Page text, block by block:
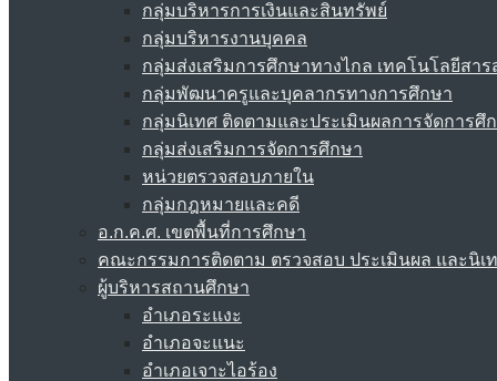
กลุ่มบริหารการเงินและสินทรัพย์
กลุ่มบริหารงานบุคคล
กลุ่มส่งเสริมการศึกษาทางไกล เทคโนโลยีสา
กลุ่มพัฒนาครูและบุคลากรทางการศึกษา
กลุ่มนิเทศ ติดตามและประเมินผลการจัดการศึ
กลุ่มส่งเสริมการจัดการศึกษา
หน่วยตรวจสอบภายใน
กลุ่มกฎหมายและคดี
อ.ก.ค.ศ. เขตพื้นที่การศึกษา
คณะกรรมการติดตาม ตรวจสอบ ประเมินผล และนิเ
ผู้บริหารสถานศึกษา
อำเภอระแงะ
อำเภอจะแนะ
อำเภอเจาะไอร้อง